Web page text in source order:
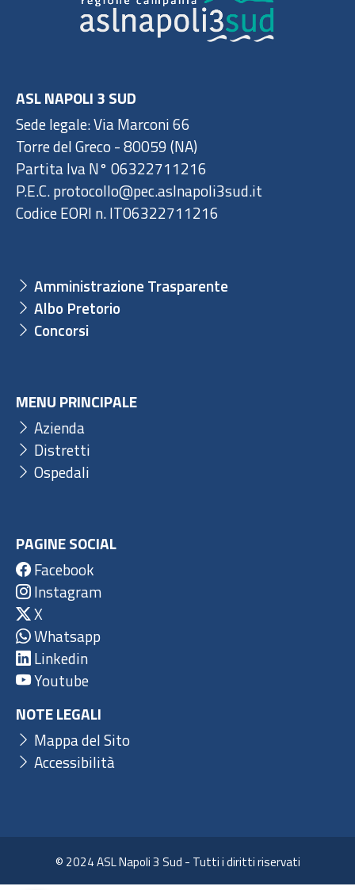
ASL NAPOLI 3 SUD
Sede legale: Via Marconi 66
Torre del Greco - 80059 (NA)
Partita Iva N° 06322711216
P.E.C. protocollo@pec.aslnapoli3sud.it
Codice EORI n. IT06322711216
Amministrazione Trasparente
Albo Pretorio
Concorsi
MENU PRINCIPALE
Azienda
Distretti
Ospedali
PAGINE SOCIAL
Facebook
Instagram
X
Whatsapp
Linkedin
Youtube
NOTE LEGALI
Mappa del Sito
Accessibilità
© 2024 ASL Napoli 3 Sud - Tutti i diritti riservati